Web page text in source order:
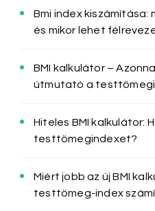
Bmi index kiszámítása:
és mikor lehet
BMI kalkulátor –
útmutató a
Hiteles BMI kalkulátor:
testtömegindexet?
Miért jobb az új BMI
testtömeg-index